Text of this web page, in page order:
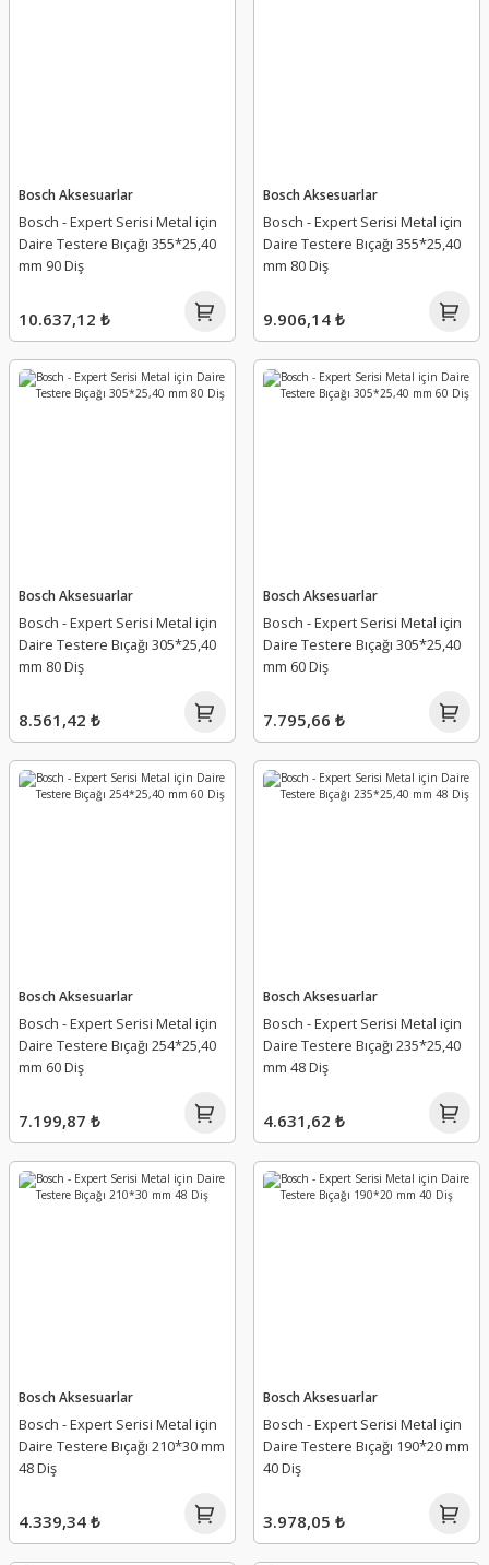
Bosch Aksesuarlar
Bosch - Expert Serisi Metal için
Daire Testere Bıçağı 355*25,40
mm 90 Diş
10.637,12 ₺
Bosch Aksesuarlar
Bosch - Expert Serisi Metal için
Daire Testere Bıçağı 355*25,40
mm 80 Diş
9.906,14 ₺
Bosch Aksesuarlar
Bosch - Expert Serisi Metal için
Daire Testere Bıçağı 305*25,40
mm 80 Diş
8.561,42 ₺
Bosch Aksesuarlar
Bosch - Expert Serisi Metal için
Daire Testere Bıçağı 305*25,40
mm 60 Diş
7.795,66 ₺
Bosch Aksesuarlar
Bosch - Expert Serisi Metal için
Daire Testere Bıçağı 254*25,40
mm 60 Diş
7.199,87 ₺
Bosch Aksesuarlar
Bosch - Expert Serisi Metal için
Daire Testere Bıçağı 235*25,40
mm 48 Diş
4.631,62 ₺
Bosch Aksesuarlar
Bosch - Expert Serisi Metal için
Daire Testere Bıçağı 210*30 mm
48 Diş
4.339,34 ₺
Bosch Aksesuarlar
Bosch - Expert Serisi Metal için
Daire Testere Bıçağı 190*20 mm
40 Diş
3.978,05 ₺